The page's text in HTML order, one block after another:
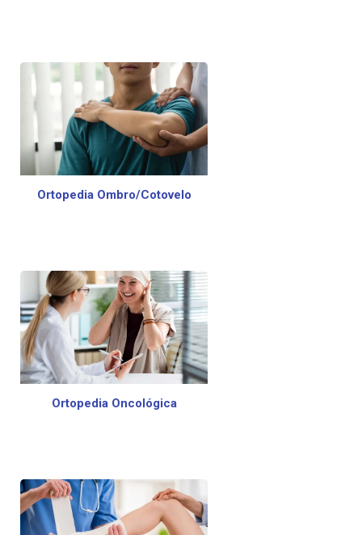
Ortopedia Ombro/Cotovelo
Ortopedia Oncológica